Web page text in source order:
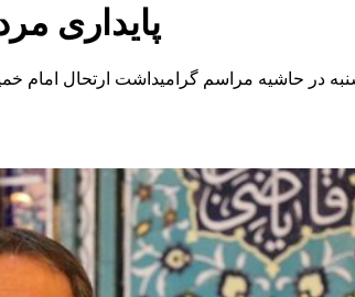
پایداری
در حاشیه مراسم گرامیداشت ارتحال امام